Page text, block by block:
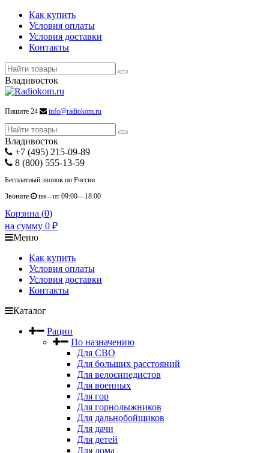
Как купить
Условия оплаты
Условия доставки
Контакты
Владивосток
Пишите 24 info@radiokom.ru
Владивосток
+7 (495) 215-09-89
8 (800) 555-13-59
Бесплатный звонок по России
Звоните
пн—пт 09:00—18:00
Корзина (0)
на сумму 0 ₽
Меню
Как купить
Условия оплаты
Условия доставки
Контакты
Каталог
Рации
По назначению
Для СВО
Для больших расстояний
Для велосипедистов
Для военных
Для гор
Для горнолыжников
Для дальнобойщиков
Для дачи
Для детей
Для дома